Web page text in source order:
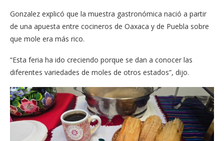
Gonzalez explicó que la muestra gastronómica nació a partir
de una apuesta entre cocineros de Oaxaca y de Puebla sobre
que mole era más rico.
“Esta feria ha ido creciendo porque se dan a conocer las
diferentes variedades de moles de otros estados”, dijo.